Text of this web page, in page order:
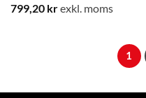
799,20 krexkl. moms
1